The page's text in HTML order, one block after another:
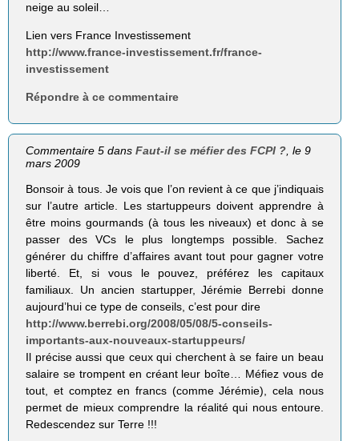
neige au soleil…
Lien vers France Investissement
http://www.france-investissement.fr/france-
investissement
Répondre à ce commentaire
Commentaire 5 dansFaut-il se méfier des FCPI ?, le 9
mars 2009
Bonsoir à tous. Je vois que l’on revient à ce que j’indiquais
sur l’autre article. Les startuppeurs doivent apprendre à
être moins gourmands (à tous les niveaux) et donc à se
passer des VCs le plus longtemps possible. Sachez
générer du chiffre d’affaires avant tout pour gagner votre
liberté. Et, si vous le pouvez, préférez les capitaux
familiaux. Un ancien startupper, Jérémie Berrebi donne
aujourd’hui ce type de conseils, c’est pour dire
http://www.berrebi.org/2008/05/08/5-conseils-
importants-aux-nouveaux-startuppeurs/
Il précise aussi que ceux qui cherchent à se faire un beau
salaire se trompent en créant leur boîte… Méfiez vous de
tout, et comptez en francs (comme Jérémie), cela nous
permet de mieux comprendre la réalité qui nous entoure.
Redescendez sur Terre !!!